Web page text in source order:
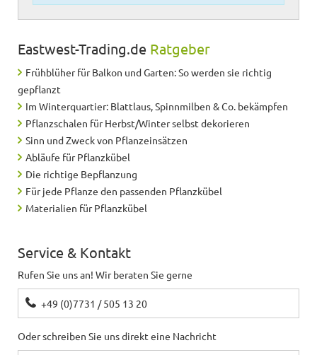
Eastwest-Trading.de Ratgeber
Frühblüher für Balkon und Garten: So werden sie richtig
gepflanzt
Im Winterquartier: Blattlaus, Spinnmilben & Co. bekämpfen
Pflanzschalen für Herbst/Winter selbst dekorieren
Sinn und Zweck von Pflanzeinsätzen
Abläufe für Pflanzkübel
Die richtige Bepflanzung
Für jede Pflanze den passenden Pflanzkübel
Materialien für Pflanzkübel
Service & Kontakt
Rufen Sie uns an! Wir beraten Sie gerne
+49 (0)7731 / 505 13 20
Oder schreiben Sie uns direkt eine Nachricht